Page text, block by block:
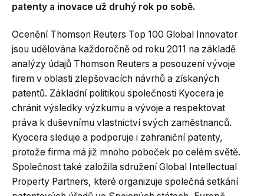
patenty a inovace už druhý rok po sobě.
Ocenění Thomson Reuters Top 100 Global Innovator
jsou udělována každoročně od roku 2011 na základě
analýzy údajů Thomson Reuters a posouzení vývoje
firem v oblasti zlepšovacích návrhů a získaných
patentů. Základní politikou společnosti Kyocera je
chránit výsledky výzkumu a vývoje a respektovat
práva k duševnímu vlastnictví svých zaměstnanců.
Kyocera sleduje a podporuje i zahraniční patenty,
protože firma má již mnoho poboček po celém světě.
Společnost také založila sdružení Global Intellectual
Property Partners, které organizuje společná setkání